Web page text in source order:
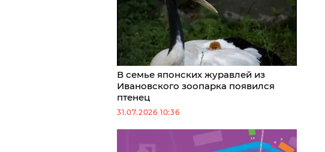
В семье японских журавлей из
Ивановского зоопарка появился
птенец
31.07.2026 10:36